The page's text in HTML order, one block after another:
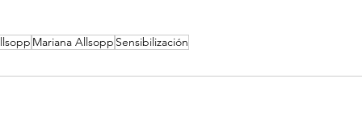
Mariana Allsopp Sensibilización